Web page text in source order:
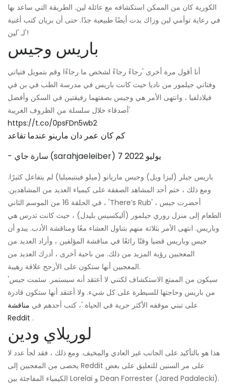
الكورية كان من الممكن استكشافه مع عائلة لين. الطريقة التي ساعد بها
في رعاية توأمي لين وزاك بدت أيضًا طبيعية جدًا. حتى أن بريان كتب أغنية
لـ 'لين'!
باريس وجيس
أنا أقول مرة أخرى 'رجاءً رجاءً لشخص ما رجاءًا وقم بتمويل فتياتي
وفتاتي جيلمور من ناديا حيث كانت باريس في مدرسة الطب في بن في
فيلادلفيا ، وانتهى الأمر هي وجيس بصفتهما رفيقتين في السكن وأفضل
أصدقاء خلال سلسلة من الظروف الغريبة'
https://t.co/0psFDn5wb2
كم كان عمر دان مارينو عندما تقاعد
- سارة جاي (sarahjaeleiber)
7 يوليو 2022
باريس جيلر (ليزا ويل) وجيس ماريانو (ميلو فينتيميليا) لم يتفاعل كثيرًا.
ومع ذلك ، ختم أحد المشاهد الصفقة على كيمياء العديد من المشاهدين.
في الحلقة 16 من الموسم الثاني ، 'There’s Rub' ، أحضرت جيس
الطعام إلى منزل روري جيلمور (أليكسيس بليدل) ، حيث كانت تدرس هي
وباريس. انتهى الأمر بثلاثة منهم بتناول العشاء معًا ومناقشة الأدب. يبدو أن
جيس وباريس قضيا وقتًا رائعًا في مناقشة المؤلفين ، وأراد العديد من
المعجبين رؤية المزيد من ذلك. من ناحية أخرى ، أدرك العديد من
المعجبين أنها ستكون على الأرجح علاقة رهيبة.
'سيكون من الممتع الاستكشاف لكنني لا أعتقد أنه سيستمر. سئمت جيس
من باريس وحاجتها للسيطرة على كل شيء. ولا أعتقد أنها ستكون قادرة
على تبني موقفه الأكثر حرية في الحياة '، كتب أحدهم في مناقشة
Reddit .
لوريلاي ودين
هذا هو بالتأكيد على الجانب غير العادي والمخيف. ومع ذلك ، فقد لجأ عدد لا
يحصى من المعجبين إلى Reddit على مر السنين للتعليق على بعض
الكيمياء المفاجئة بين Lorelai و Dean Forrester (Jared Padalecki).